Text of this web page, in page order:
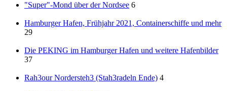
"Super"-Mond über der Nordsee 6
Hamburger Hafen, Frühjahr 2021, Containerschiffe und mehr
29
Die PEKING im Hamburger Hafen und weitere Hafenbilder
37
Rah3our Nordersteh3 (Stah3radeln Ende) 4